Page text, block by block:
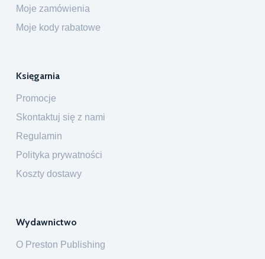
Moje zamówienia
Moje kody rabatowe
Księgarnia
Promocje
Skontaktuj się z nami
Regulamin
Polityka prywatności
Koszty dostawy
Wydawnictwo
O Preston Publishing